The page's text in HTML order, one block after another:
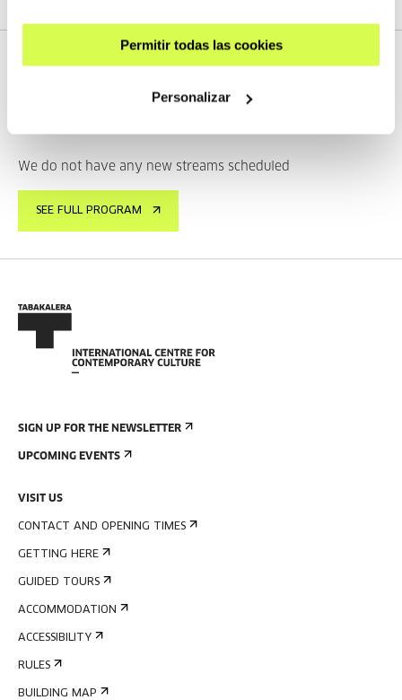
Permitir todas las cookies
Personalizar
NEXT LIVE STREAMS
We do not have any new streams scheduled
SEE FULL PROGRAM
SIGN UP FOR THE NEWSLETTER
UPCOMING EVENTS
VISIT US
CONTACT AND OPENING TIMES
GETTING HERE
GUIDED TOURS
ACCOMMODATION
ACCESSIBILITY
RULES
BUILDING MAP